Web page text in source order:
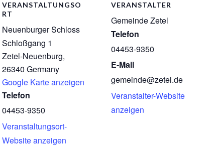
VERANSTALTUNGSO
RT
Neuenburger Schloss
Schloßgang 1
Zetel-Neuenburg,
26340 Germany
Google Karte anzeigen
Telefon
04453-9350
Veranstaltungsort-
Website anzeigen
VERANSTALTER
Gemeinde Zetel
Telefon
04453-9350
E-Mail
gemeinde@zetel.de
Veranstalter-Website
anzeigen